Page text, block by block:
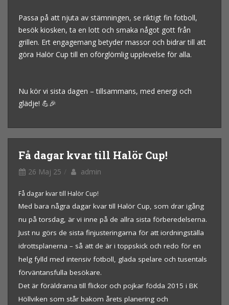
Passa på att njuta av stämningen, se riktigt fin fotboll,
besök kiosken, ta en lott och smaka något gott från
grillen. Ert engagemang betyder massor och bidrar till att
göra Halör Cup till en oförglömlig upplevelse för alla.
Nu kör vi sista dagen – tillsammans, med energi och
glädje! 💪🎉
Få dagar kvar till Halör Cup!
26 Maj 25 admin
Få dagar kvar till Halör Cup!
Med bara några dagar kvar till Halör Cup, som drar igång
nu på torsdag, är vi inne på de allra sista förberedelserna.
Just nu görs de sista finjusteringarna för att iordningställa
idrottsplanerna – så att de är i toppskick och redo för en
helg fylld med intensiv fotboll, glada spelare och tusentals
förväntansfulla besökare.
Det är föräldrarna till flickor och pojkar födda 2015 i BK
Höllviken som står bakom årets planering och